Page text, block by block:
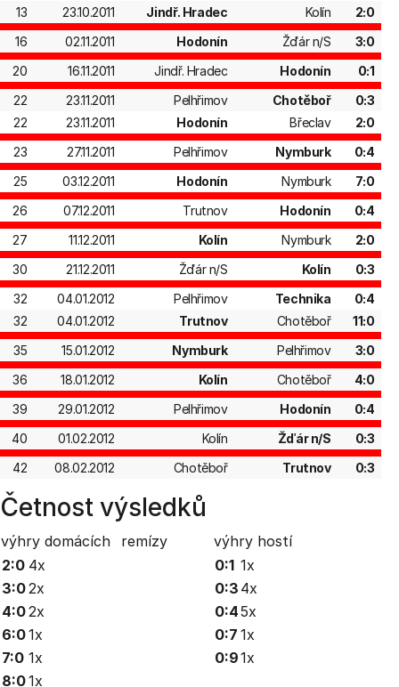
13
23.10.2011 Jindř. Hradec Kolín
2:0
16
02.11.2011 Hodonín Žďár n/S
3:0
20
16.11.2011 Jindř. Hradec Hodonín
0:1
22
23.11.2011 Pelhřimov Chotěboř
0:3
22
23.11.2011 Hodonín Břeclav
2:0
23
27.11.2011 Pelhřimov Nymburk
0:4
25
03.12.2011 Hodonín Nymburk
7:0
26
07.12.2011 Trutnov Hodonín
0:4
27
11.12.2011 Kolín Nymburk
2:0
30
21.12.2011 Žďár n/S Kolín
0:3
32
04.01.2012 Pelhřimov Technika
0:4
32
04.01.2012 Trutnov Chotěboř
11:0
35
15.01.2012 Nymburk Pelhřimov
3:0
36
18.01.2012 Kolín Chotěboř
4:0
39
29.01.2012 Pelhřimov Hodonín
0:4
40
01.02.2012 Kolín Žďár n/S
0:3
42
08.02.2012 Chotěboř Trutnov 0:3
Četnost výsledků
výhry domácích remízy výhry hostí
2:0 4x
3:02x
4:02x
6:01x
7:0 1x
8:01x
0:1 1x
0:3 4x
0:45x
0:7 1x
0:91x